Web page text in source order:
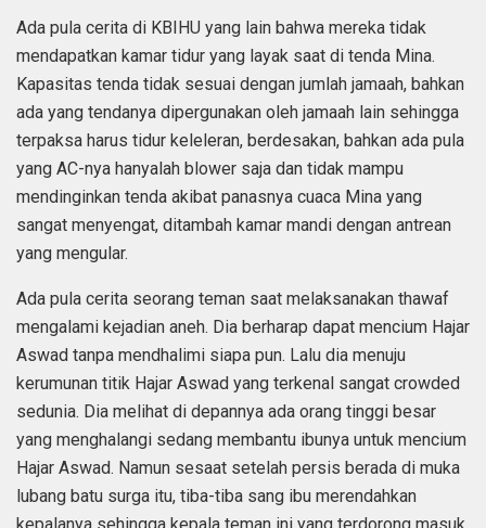
Ada pula cerita di KBIHU yang lain bahwa mereka tidak
mendapatkan kamar tidur yang layak saat di tenda Mina.
Kapasitas tenda tidak sesuai dengan jumlah jamaah, bahkan
ada yang tendanya dipergunakan oleh jamaah lain sehingga
terpaksa harus tidur keleleran, berdesakan, bahkan ada pula
yang AC-nya hanyalah blower saja dan tidak mampu
mendinginkan tenda akibat panasnya cuaca Mina yang
sangat menyengat, ditambah kamar mandi dengan antrean
yang mengular.
Ada pula cerita seorang teman saat melaksanakan thawaf
mengalami kejadian aneh. Dia berharap dapat mencium Hajar
Aswad tanpa mendhalimi siapa pun. Lalu dia menuju
kerumunan titik Hajar Aswad yang terkenal sangat crowded
sedunia. Dia melihat di depannya ada orang tinggi besar
yang menghalangi sedang membantu ibunya untuk mencium
Hajar Aswad. Namun sesaat setelah persis berada di muka
lubang batu surga itu, tiba-tiba sang ibu merendahkan
kepalanya sehingga kepala teman ini yang terdorong masuk